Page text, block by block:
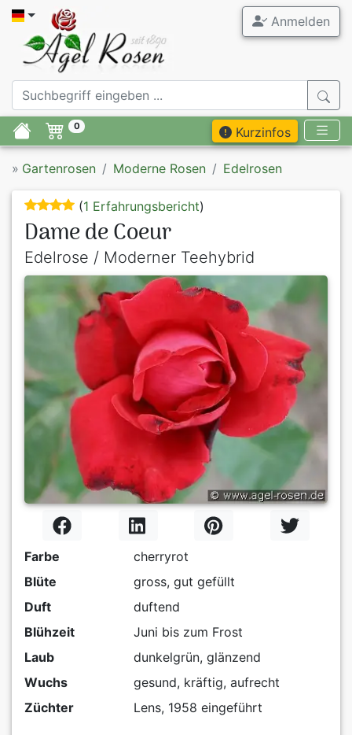
Anmelden
0 Kurzinfos
» Gartenrosen Moderne Rosen Edelrosen
(1 Erfahrungsbericht)
Dame de Coeur
Edelrose / Moderner Teehybrid
Farbe
cherryrot
Blüte
gross, gut gefüllt
Duft
duftend
Blühzeit
Juni bis zum Frost
Laub
dunkelgrün, glänzend
Wuchs
gesund, kräftig, aufrecht
Züchter
Lens, 1958 eingeführt